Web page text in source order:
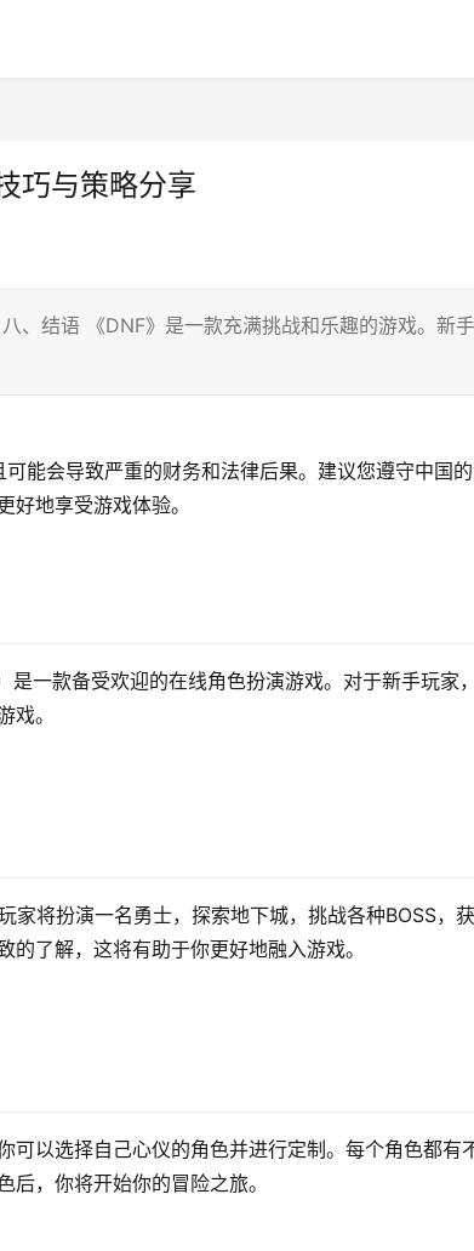
巧与策略分享
、结语 《DNF》是一款充满挑战和乐趣的游戏。新手
能会导致严重的财务和法律后果。建议您遵守中国
地享受游戏体验。
一款备受欢迎的在线角色扮演游戏。对于新手玩家
。
家将扮演一名勇士，探索地下城，挑战各种BOSS，
了解，这将有助于你更好地融入游戏。
以选择自己心仪的角色并进行定制。每个角色都有
，你将开始你的冒险之旅。